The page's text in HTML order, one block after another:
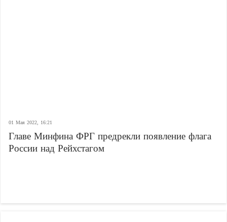
01 Мая 2022, 16:21
Главе Минфина ФРГ предрекли появление флага
России над Рейхстагом